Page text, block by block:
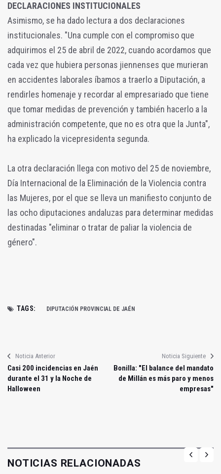
DECLARACIONES INSTITUCIONALES
Asimismo, se ha dado lectura a dos declaraciones
institucionales. "Una cumple con el compromiso que
adquirimos el 25 de abril de 2022, cuando acordamos que
cada vez que hubiera personas jiennenses que murieran
en accidentes laborales íbamos a traerlo a Diputación, a
rendirles homenaje y recordar al empresariado que tiene
que tomar medidas de prevención y también hacerlo a la
administración competente, que no es otra que la Junta",
ha explicado la vicepresidenta segunda.
La otra declaración llega con motivo del 25 de noviembre,
Día Internacional de la Eliminación de la Violencia contra
las Mujeres, por el que se lleva un manifiesto conjunto de
las ocho diputaciones andaluzas para determinar medidas
destinadas "eliminar o tratar de paliar la violencia de
género".
TAGS: DIPUTACIÓN PROVINCIAL DE JAÉN
Noticia Anterior
Casi 200 incidencias en Jaén
durante el 31 y la Noche de
Halloween
Noticia Siguiente
Bonilla: "El balance del mandato
de Millán es más paro y menos
empresas"
NOTICIAS RELACIONADAS